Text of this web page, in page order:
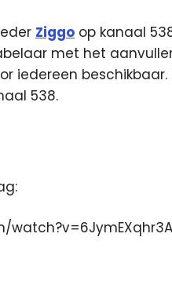
Ziggo op kanaal
met het
iedereen beschikbaar.
538.
watch?v=6JymEXqhr3A